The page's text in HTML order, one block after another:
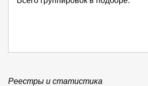
Реестры и статистика